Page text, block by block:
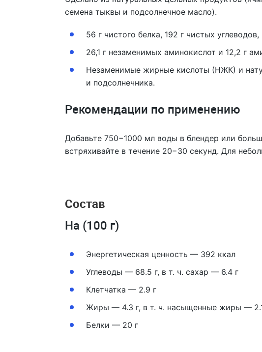
семена тыквы и подсолнечное масло).
56 г чистого белка, 192 г чистых
26,1 г незаменимых аминокислот и 12,2 г
Незаменимые жирные кислоты (НЖК) и
и подсолнечника.
Рекомендации по применению
Добавьте 750−1000 мл воды в блендер или
встряхивайте в течение 20−30 секунд. Для
Состав
На (100 г)
Энергетическая ценность — 392 ккал
Углеводы — 68.5 г, в т. ч. сахар — 6.4 г
Клетчатка — 2.9 г
Жиры — 4.3 г, в т. ч. насыщенные жиры —
Белки — 20 г